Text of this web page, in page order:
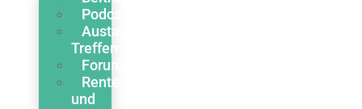
Podcasts
Austausch
Treffen
Forum
Rente
und